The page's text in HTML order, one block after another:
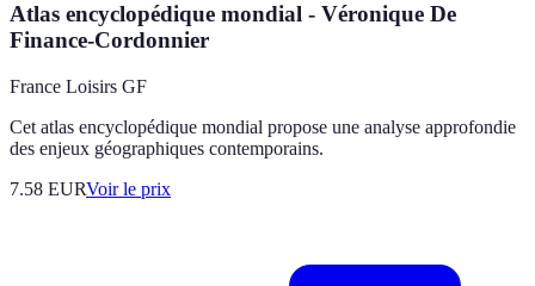
Atlas encyclopédique mondial - Véronique De
Finance-Cordonnier
France Loisirs GF
Cet atlas encyclopédique mondial propose une analyse approfondie
des enjeux géographiques contemporains.
7.58 EURVoir le prix